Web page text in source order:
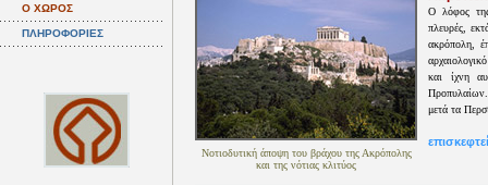
Ο ΧΩΡΟΣ
ΠΛΗΡΟΦΟΡΙΕΣ
Νοτιοδυτική άποψη του βράχου της Ακρόπολης
και της νότιας κλιτύος
Ο λόφος
πλευρές,
ακρόπολη,
και ίχνη
Προπυλαίων.
μετά τα